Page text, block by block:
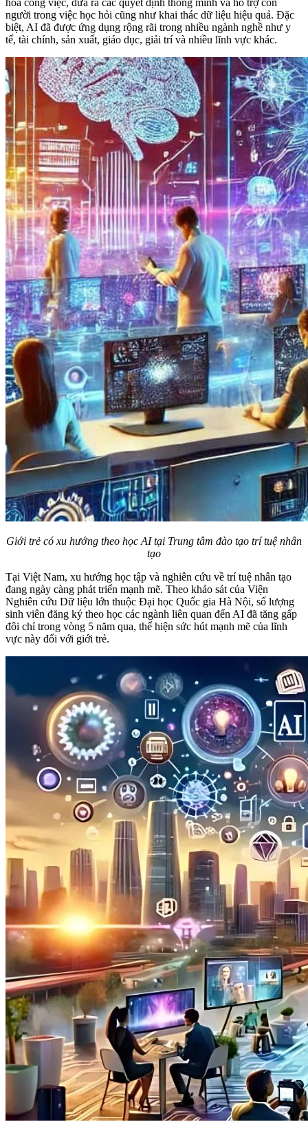
người trong việc học hỏi cũng như khai thác dữ liệu hiệu quả. Đặc
biệt, AI đã được ứng dụng rộng rãi trong nhiều ngành nghề như y
tế, tài chính, sản xuất, giáo dục, giải trí và nhiều lĩnh vực khác.
Giới trẻ có xu hướng theo học AI tại Trung tâm đào tạo trí tuệ nhân
tạo
Tại Việt Nam, xu hướng học tập và nghiên cứu về trí tuệ nhân tạo
đang ngày càng phát triển mạnh mẽ. Theo khảo sát của Viện
Nghiên cứu Dữ liệu lớn thuộc Đại học Quốc gia Hà Nội, số lượng
sinh viên đăng ký theo học các ngành liên quan đến AI đã tăng gấp
đôi chỉ trong vòng 5 năm qua, thể hiện sức hút mạnh mẽ của lĩnh
vực này đối với giới trẻ.